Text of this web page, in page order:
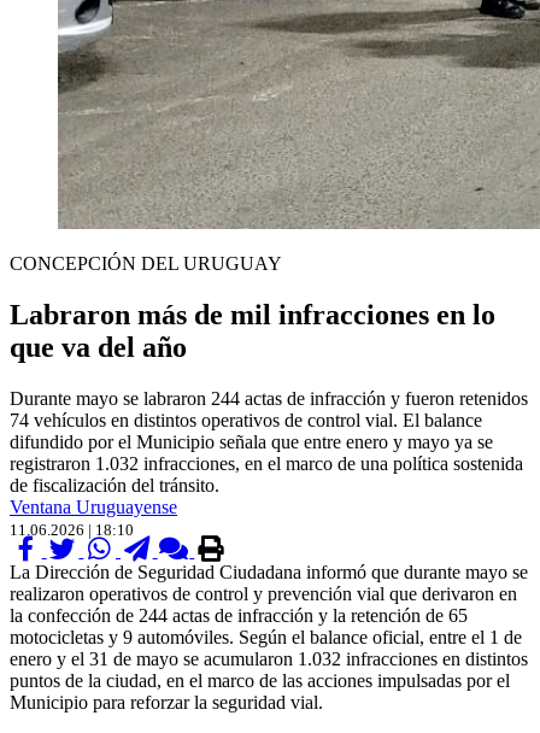
CONCEPCIÓN DEL URUGUAY
Labraron más de mil infracciones en lo
que va del año
Durante mayo se labraron 244 actas de infracción y fueron retenidos
74 vehículos en distintos operativos de control vial. El balance
difundido por el Municipio señala que entre enero y mayo ya se
registraron 1.032 infracciones, en el marco de una política sostenida
de fiscalización del tránsito.
Ventana Uruguayense
11.06.2026 | 18:10
La Dirección de Seguridad Ciudadana informó que durante mayo se
realizaron operativos de control y prevención vial que derivaron en
la confección de 244 actas de infracción y la retención de 65
motocicletas y 9 automóviles. Según el balance oficial, entre el 1 de
enero y el 31 de mayo se acumularon 1.032 infracciones en distintos
puntos de la ciudad, en el marco de las acciones impulsadas por el
Municipio para reforzar la seguridad vial.